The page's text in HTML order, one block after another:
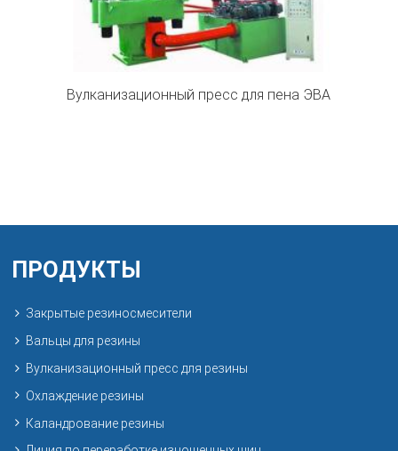
Вулканизационный пресс для пена ЭВА
ПРОДУКТЫ
Закрытые резиносмесители
Вальцы для резины
Вулканизационный пресс для резины
Охлаждение резины
Каландрование резины